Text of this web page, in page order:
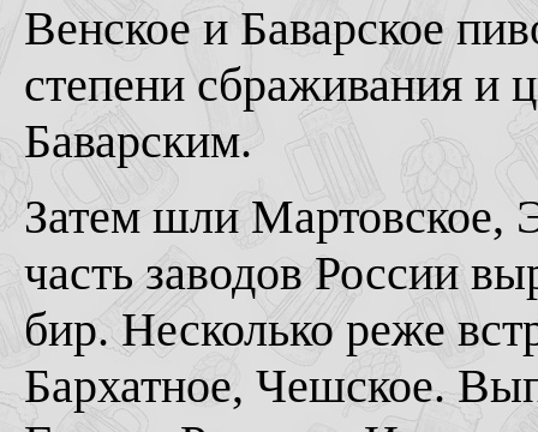
Венское и Баварское
степени сбраживания и
Баварским.
Затем шли Мартовское,
часть заводов России
бир. Несколько реже
Бархатное, Чешское.